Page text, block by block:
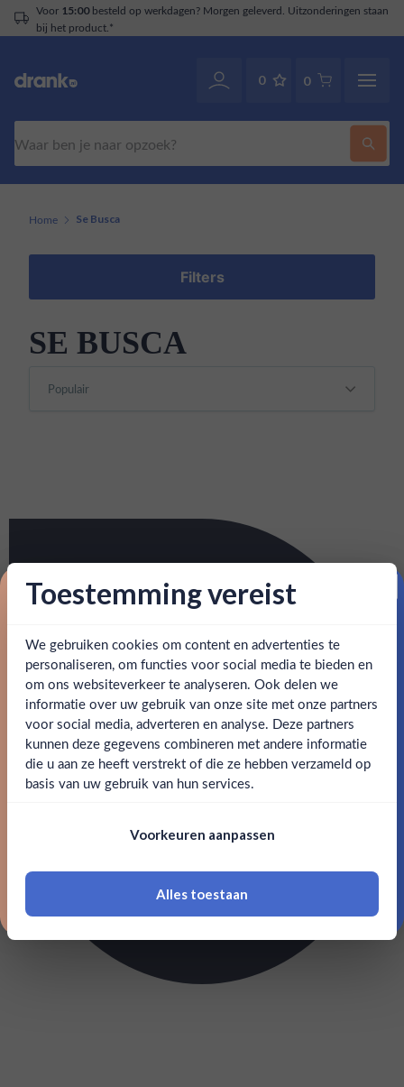
Voor 15:00besteld op werkdagen? Morgen geleverd. Uitzonderingen staan
bij het product.*
0 0
Ben jij 18 jaar of ouder?
Ja Nee
18 jaar of ouder zijn
Home Se Busca
Filters
SE BUSCA
Toestemming vereist
We gebruiken cookies om content en advertenties te
personaliseren, om functies voor social media te bieden en
om ons websiteverkeer te analyseren. Ook delen we
informatie over uw gebruik van onze site met onze partners
voor social media, adverteren en analyse. Deze partners
kunnen deze gegevens combineren met andere informatie
die u aan ze heeft verstrekt of die ze hebben verzameld op
basis van uw gebruik van hun services.
Voorkeuren aanpassen
Alles toestaan
Proost op je eerste korting!
Schrijf je in en ontvang direct 5% korting op je eerste
bestelling.
Email
Claim mijn korting